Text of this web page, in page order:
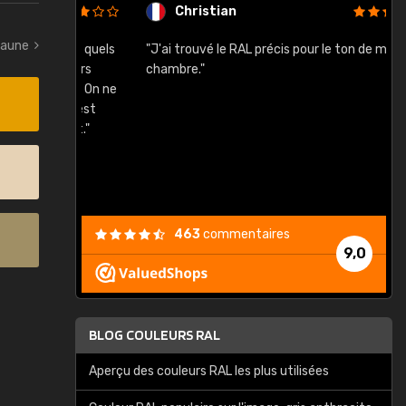
quels
s'est
Christian
"J'ai trouvé le RAL précis pour le ton de ma
chambre."
9,0
463commentaires
BLOG COULEURS RAL
Aperçu des couleurs RAL les plus utilisées